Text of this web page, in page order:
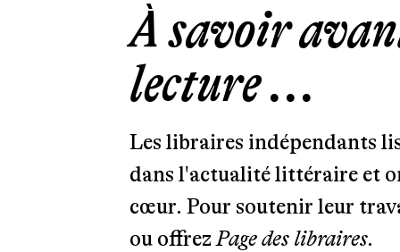
À savoir
lecture ...
Les libraires indépendants
dans l'actualité littéraire et
cœur. Pour soutenir leur
ou offrezPage des libraires.